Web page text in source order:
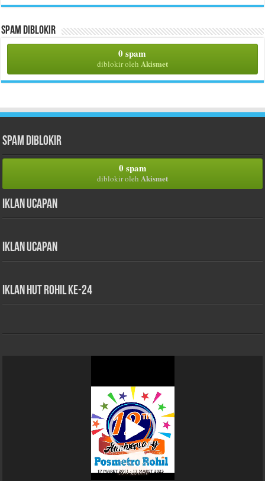
Spam Diblokir
0 spam
diblokir oleh Akismet
Spam Diblokir
0 spam
diblokir oleh Akismet
Iklan Ucapan
Iklan Ucapan
iklan HUT Rohil Ke-24